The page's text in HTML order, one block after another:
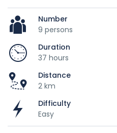
Number
9 persons
Duration
37 hours
Distance
2 km
Difficulty
Easy